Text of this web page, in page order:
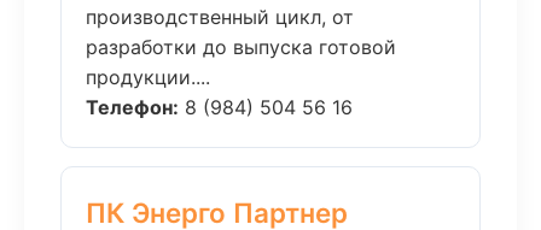
производственный цикл, от
разработки до выпуска готовой
продукции....
Телефон: 8 (984) 504 56 16
ПК Энерго Партнер